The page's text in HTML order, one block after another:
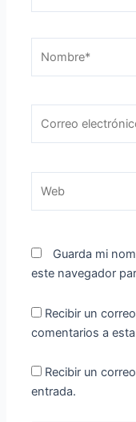
Guarda mi
este navegador
Recibir un
comentarios a
Recibir un
entrada.